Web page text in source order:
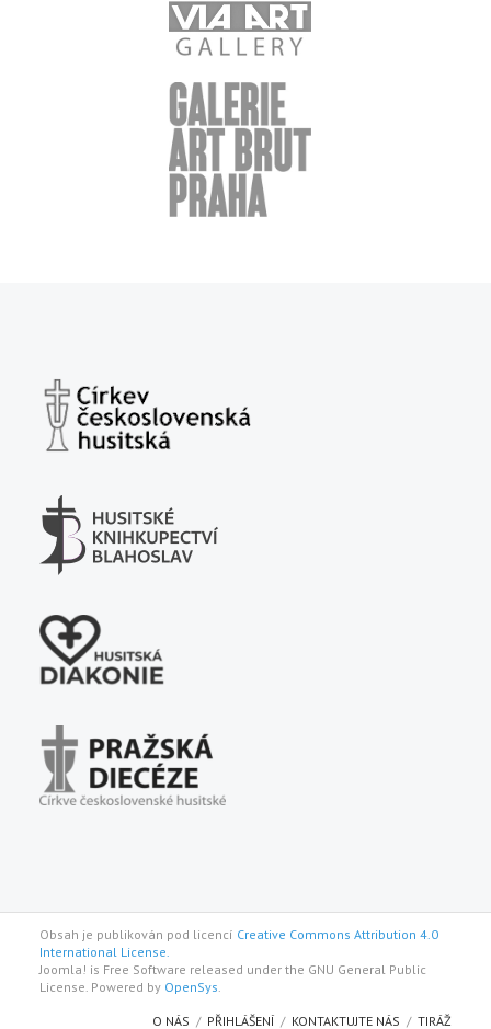
Obsah je publikován pod licencí Creative Commons Attribution 4.0
International License.
Joomla! is Free Software released under the GNU General Public
License. Powered by OpenSys
O NÁS PŘIHLÁŠENÍ KONTAKTUJTE NÁS TIRÁŽ